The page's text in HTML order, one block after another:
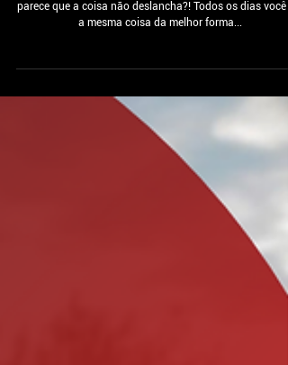
O conto da GABRIELA e os 4
MACACOS...
Você tem dado o seu máximo para sua empresa, mas
parece que a coisa não deslancha?! Todos os dias você
a mesma coisa da melhor forma...